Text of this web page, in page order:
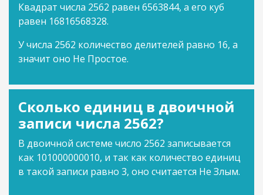
Квадрат числа 2562 равен 6563844, а его куб
равен 16816568328.
У числа 2562 количество делителей равно 16, а
значит оно Не Простое.
Сколько единиц в двоичной
записи числа 2562?
В двоичной системе число 2562 записывается
как 101000000010, и так как количество единиц
в такой записи равно 3, оно считается Не Злым.